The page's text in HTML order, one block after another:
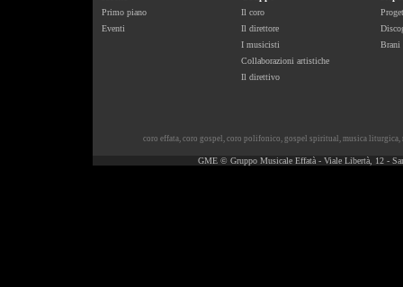
Primo piano
Eventi
Il coro
Il direttore
I musicisti
Collaborazioni artistiche
Il direttivo
Brani
coro effata, coro gospel , coro polifonico, gospel spiritual , musica liturgica,
GME © Gruppo Musicale Effatà - Viale Libertà, 12 -